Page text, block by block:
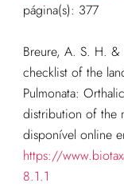
página(s): 377
Breure, A. S. H.
checklist of the
Pulmonata:
distribution of the
disponível online
https://
8.1.1